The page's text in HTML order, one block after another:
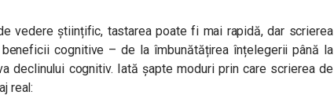
vedere științific, tastarea poate fi mai rapidă, dar scrierea
cognitive – de la îmbunătățirea înțelegerii până la
declinului cognitiv. Iată șapte moduri prin care scrierea de
real: